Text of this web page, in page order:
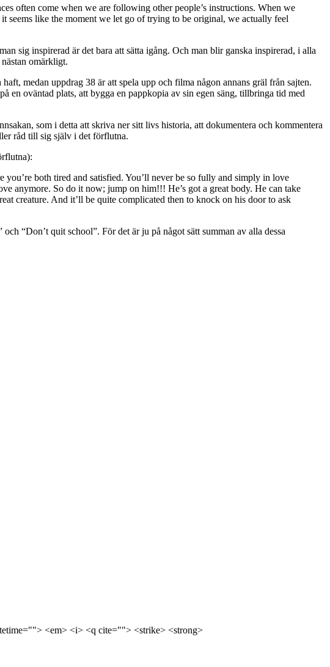
often come when we are following other people’s instructions. When we
seems like the moment we let go of trying to be original, we actually feel
sig inspirerad är det bara att sätta igång. Och man blir ganska inspirerad, i alla
omärkligt.
medan uppdrag 38 är att spela upp och filma någon annans gräl från sajten.
en oväntad plats, att bygga en pappkopia av sin egen säng, tillbringa tid med
som i detta att skriva ner sitt livs historia, att dokumentera och kommentera
råd till sig själv i det förflutna.
both tired and satisfied. You’ll never be so fully and simply in love
anymore. So do it now; jump on him!!! He’s got a great body. He can take
And it’ll be quite complicated then to knock on his door to ask
“Don’t quit school”. För det är ju på något sätt summan av alla dessa
<em> <i> <q cite=""> <strike> <strong>